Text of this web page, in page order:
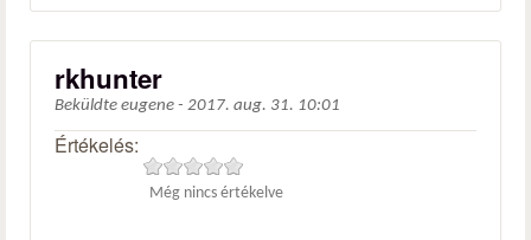
rkhunter
Beküldte eugene - 2017. aug. 31. 10:01
Értékelés:
Még nincs értékelve